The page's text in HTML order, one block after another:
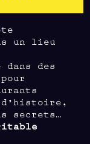
un lieu
des
d’histoire,
secrets…